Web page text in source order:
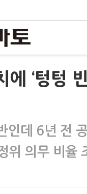
에 ‘텅텅
인데 6년 전
위 의무 비율